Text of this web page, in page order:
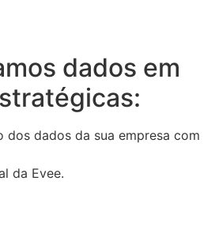
dados em
dos dados da sua empresa com
da Evee.